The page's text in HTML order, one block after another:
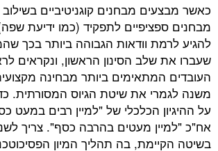
מבחנים קוגניטיביים בשילוב עם
לתפקיד (כמו ידיעת שפה), אפשר
וודאות הגבוהה ביותר בכך שהמועמדים
הסינון הראשון, ונקראים לראיונות, הם
ביותר מבחינה מקצועית וזה
את שיטת הגיוס המסורתית. כדי לשמור
הכלכלי של "למיין רבים במעט כסף" ורק
מעטים בהרבה כסף". צריך לשנות משהו
בה תהליך המיון הפסיכוטכני עולה